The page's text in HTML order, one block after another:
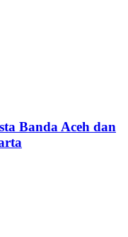
Banda Aceh dan